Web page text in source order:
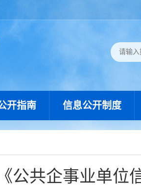
开指南 信息公开制度
公共企事业单位